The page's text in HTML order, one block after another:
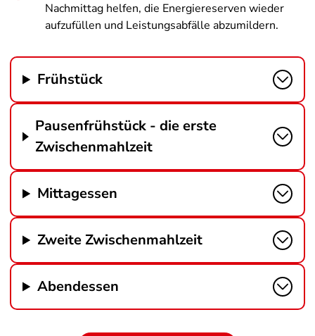
Nachmittag helfen, die Energiereserven wieder
aufzufüllen und Leistungsabfälle abzumildern.
Frühstück
Pausenfrühstück - die erste
Zwischenmahlzeit
Mittagessen
Zweite Zwischenmahlzeit
Abendessen